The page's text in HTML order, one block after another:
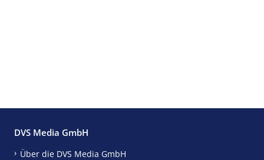
DVS Media GmbH
Über die DVS Media GmbH